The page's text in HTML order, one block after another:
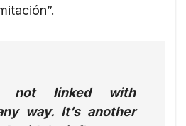
not linked with
way. It’s another